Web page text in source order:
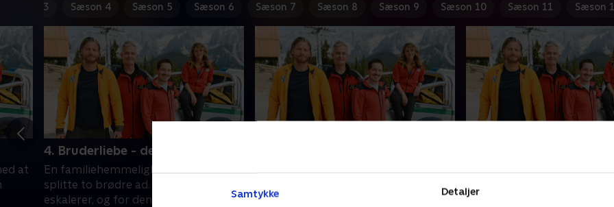
Samtykke Detaljer
Sæson 3 Sæson 4 Sæson 5 Sæson 6 Sæson 7 Sæson 8 Sæson 9 Sæson 10 Sæson 11 Sæson
at
4. Bruderliebe - del 2
En familiehemmelighed truer med at
splitte to brødre ad. Situationen
eskalerer, og for den højgravide
Efter tre års fravær vender Robert
som planlagt. Peter har et afgørende
tilbage til sin familie, men
som planlagt. Peter har et